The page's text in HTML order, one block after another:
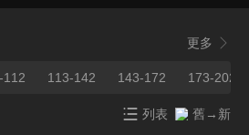
更多
112 113-142 143-172 173-202
列表 舊→新